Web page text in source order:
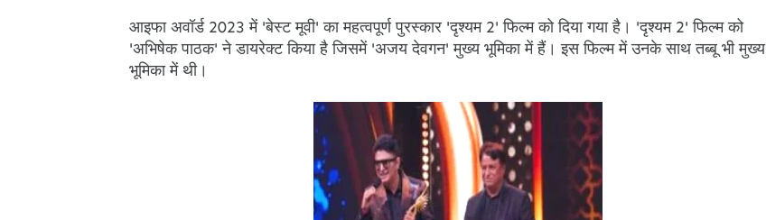
आइफा अवॉर्ड 2023 में 'बेस्ट मूवी' का महत्वपूर्ण पुरस्कार 'दृश्यम 2' फिल्म को दिया गया है। 'दृश्यम 2' फिल्म को
'अभिषेक पाठक' ने डायरेक्ट किया है जिसमें 'अजय देवगन' मुख्य भूमिका में हैं। इस फिल्म में उनके साथ तब्बू भी मुख्य
भूमिका में थी।